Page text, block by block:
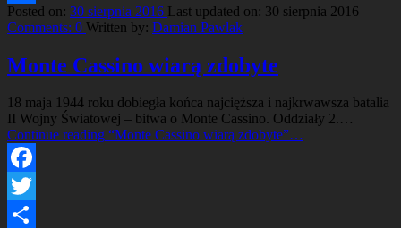
Share
Posted on: 30 sierpnia 2016 Last updated on: 30 sierpnia 2016
Comments: 0 Written by: Damian Pawlak
Monte Cassino wiarą zdobyte
18 maja 1944 roku dobiegła końca najcięższa i najkrwawsza batalia
II Wojny Światowej – bitwa o Monte Cassino. Oddziały 2.…
Continue reading “Monte Cassino wiarą zdobyte”…
Facebook
Twitter